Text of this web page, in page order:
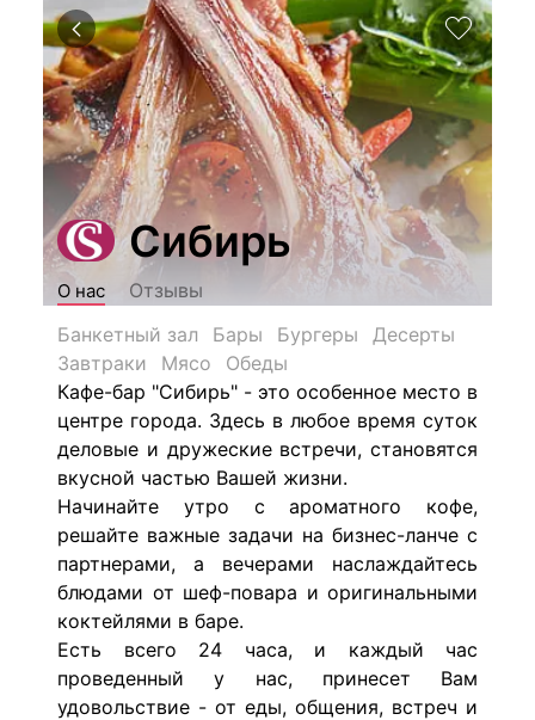
Сибирь
О нас
Отзывы
Банкетный зал
Бары Бургеры
Десерты
Завтраки
Мясо
Обеды
Кафе-бар "Сибирь" - это особенное место в
центре города. Здесь в любое время суток
деловые и дружеские встречи, становятся
вкусной частью Вашей жизни.
Начинайте утро с ароматного кофе,
решайте важные задачи на бизнес-ланче с
партнерами, а вечерами наслаждайтесь
блюдами от шеф-повара и оригинальными
коктейлями в баре.
Есть всего 24 часа, и каждый час
проведенный у нас, принесет Вам
удовольствие - от еды, общения, встреч и